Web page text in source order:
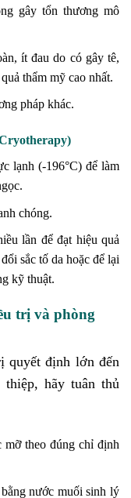
gây tổn thương mô
ít đau do có gây tê,
thẩm mỹ cao nhất.
pháp khác.
lạnh (-196°C) để làm
chóng.
lần để đạt hiệu quả
sắc tố da hoặc để lại
kỹ thuật.
trị và phòng
quyết định lớn đến
hãy tuân thủ
theo đúng chỉ định
nước muối sinh lý